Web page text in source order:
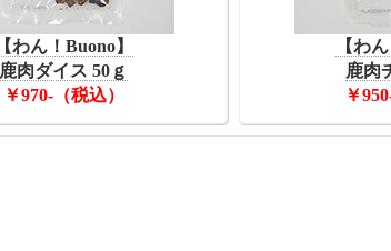
【わん！Buono】
鹿肉ダイス 50ｇ
￥970-（税込）
【わ
鹿肉
￥